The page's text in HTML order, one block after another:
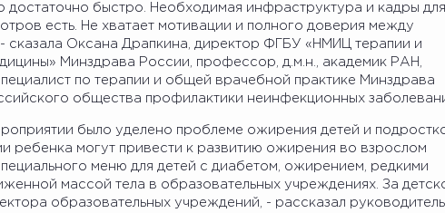
достаточно быстро. Необходимая инфраструктура и кадры для
есть. Не хватает мотивации и полного доверия между
сказала Оксана Драпкина, директор ФГБУ «НМИЦ терапии и
Минздрава России, профессор, д.м.н., академик РАН,
по терапии и общей врачебной практике Минздрава
общества профилактики неинфекционных
было уделено проблеме ожирения детей и
ребенка могут привести к развитию ожирения во взрослом
меню для детей с диабетом, ожирением, редкими
массой тела в образовательных учреждениях. За
образовательных учреждений, - рассказал руководитель